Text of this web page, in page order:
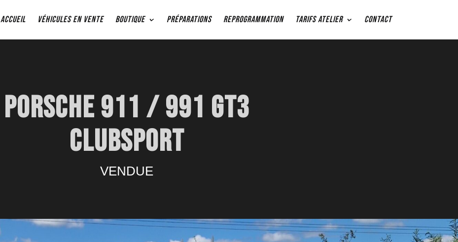
Accueil VÉHICULES EN VENTE BOUTIQUE PRÉPARATIONS REPROGRAMMATION TARIFS ATELIER Contact
PORSCHE 911 / 991 GT3
CLUBSPORT
VENDUE